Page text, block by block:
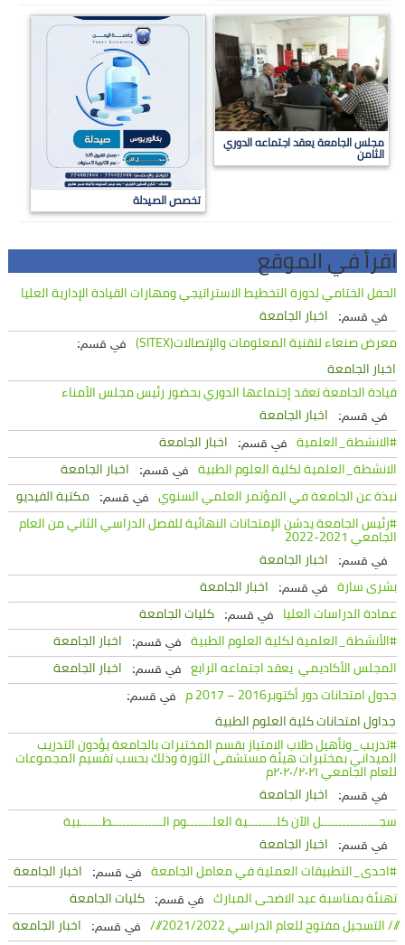
مجلس الجامعة يعقد اجتماعه الدوري
الثامن
تخصص الصيدلة
اقرأ في الموقع
الحفل الختامي لدورة التخطيط الاستراتيجي ومهارات القيادة الإدارية العليا
في قسم:
اخبار الجامعة
معرض صنعاء لتقنية المعلومات والإتصالات(SITEX)
في قسم:
اخبار الجامعة
قيادة الجامعة تعقد إجتماعها الدوري بحضور رئيس مجلس الأمناء
في قسم:
اخبار الجامعة
#الانشطة_العلمية
في قسم:
اخبار الجامعة
الانشطة_العلمية لكلية العلوم الطبية
في قسم:
اخبار الجامعة
نبذة عن الجامعة في المؤتمر العلمي السنوي
في قسم:
مكتبة الفيديو
#رئيس الجامعة يدشن الإمتحانات النهائية للفصل الدراسي الثاني من العام
الجامعي 2021-2022
في قسم:
اخبار الجامعة
بشرى سارة
في قسم:
اخبار الجامعة
عمادة الدراسات العليا
في قسم:
كليات الجامعة
#الأنشطة_العلمية لكلية العلوم الطبية
في قسم:
اخبار الجامعة
المجلس الأكاديمي يعقد اجتماعه الرابع
في قسم:
اخبار الجامعة
جدول امتحانات دور أكتوبر2016 – 2017 م
في قسم:
جداول امتحانات كلية العلوم الطبية
#تدريب_وتأهيل طلاب الامتياز بقسم المختبرات بالجامعة يؤدون التدريب
الميداني بمختبرات هيئة مستشفى الثورة وذلك بحسب تقسيم المجموعات
للعام الجامعي ٢٠٢٠/٢٠٢١م
في قسم:
اخبار الجامعة
سجــــــــــــــــل الآن كلــــــــية العلـــــــوم الــــــــــــــطــــــبية
في قسم:
اخبار الجامعة
#احدى_التطبيقات العملية في معامل الجامعة
في قسم:
اخبار الجامعة
تهنئة بمناسبة عيد الاضحى المبارك
في قسم:
كليات الجامعة
/// التسجيل مفتوح للعام الدراسي 2021/2022 ///
في قسم:
اخبار الجامعة